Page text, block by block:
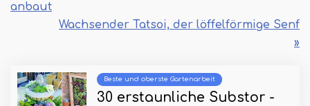
anbaut
Wachsender Tatsoi, der löffelförmige Senf
»
Beste und oberste Gartenarbeit
30 erstaunliche Substor -